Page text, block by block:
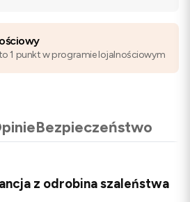
1 punkt w programie lojalnościowym
Bezpieczeństwo
z odrobina szaleństwa